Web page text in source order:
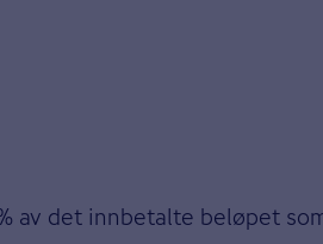
av det innbetalte beløpet